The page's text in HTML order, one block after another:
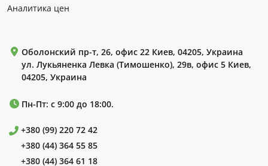
Аналитика цен
Оболонский пр-т, 26, офис 22 Киев, 04205, Украина
ул. Лукьяненка Левка (Тимошенко), 29в, офис 5 Киев,
04205, Украина
Пн-Пт: с 9:00 до 18:00.
+380 (99) 220 72 42
+380 (44) 364 55 85
+380 (44) 364 61 18